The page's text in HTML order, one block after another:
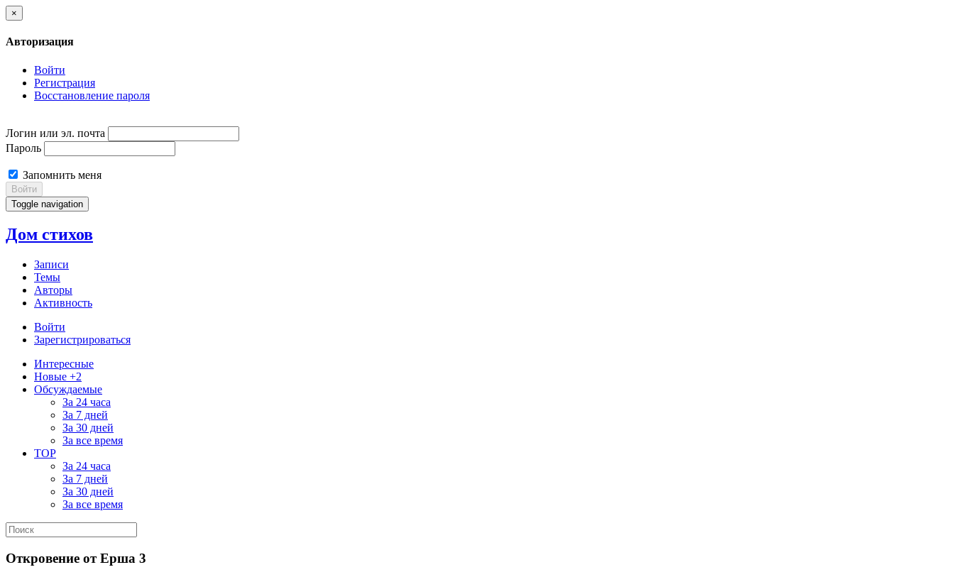
×
Авторизация
Войти
Регистрация
Восстановление пароля
Логин или эл. почта
Пароль
Запомнить меня
Войти
Toggle navigation
Дом стихов
Записи
Темы
Авторы
Активность
Войти
Зарегистрироваться
Интересные
Новые +2
Обсуждаемые
За 24 часа
За 7 дней
За 30 дней
За все время
TOP
За 24 часа
За 7 дней
За 30 дней
За все время
Откровение от Ерша 3